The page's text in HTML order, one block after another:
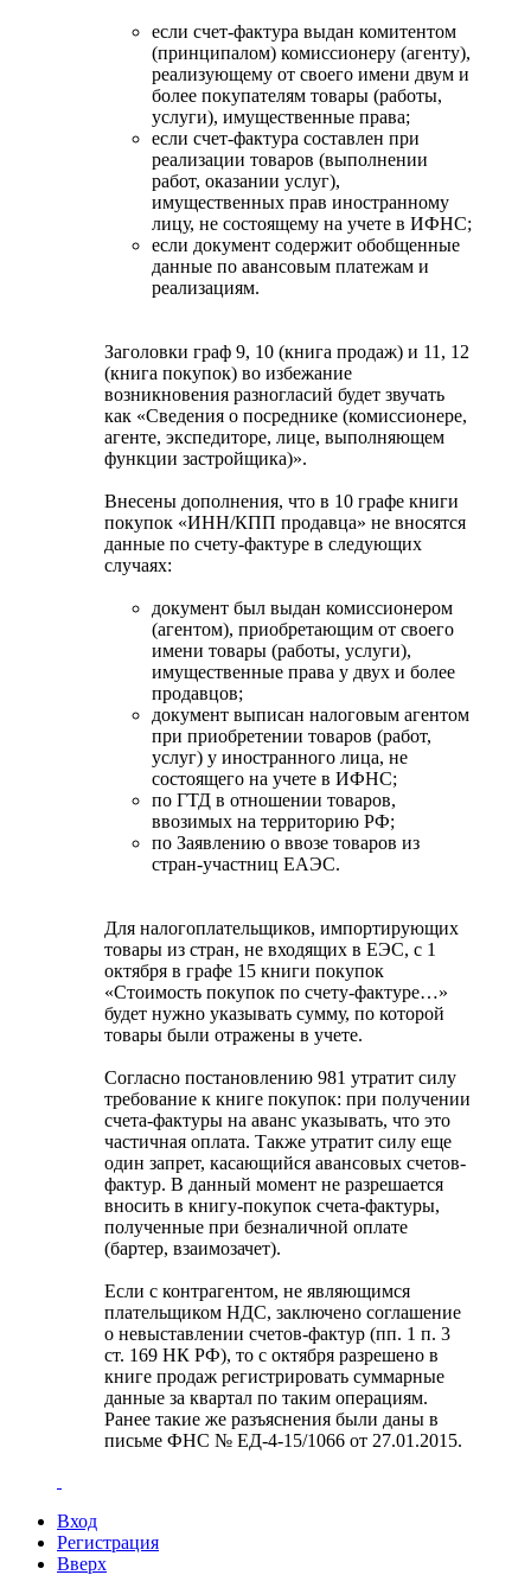
если счет-фактура выдан комитентом
(принципалом) комиссионеру (агенту),
реализующему от своего имени двум и
более покупателям товары (работы,
услуги), имущественные права;
если счет-фактура составлен при
реализации товаров (выполнении
работ, оказании услуг),
имущественных прав иностранному
лицу, не состоящему на учете в ИФНС;
если документ содержит обобщенные
данные по авансовым платежам и
реализациям.
Заголовки граф 9, 10 (книга продаж) и 11, 12
(книга покупок) во избежание
возникновения разногласий будет звучать
как «Сведения о посреднике (комиссионере,
агенте, экспедиторе, лице, выполняющем
функции застройщика)».
Внесены дополнения, что в 10 графе книги
покупок «ИНН/КПП продавца» не вносятся
данные по счету-фактуре в следующих
случаях:
документ был выдан комиссионером
(агентом), приобретающим от своего
имени товары (работы, услуги),
имущественные права у двух и более
продавцов;
документ выписан налоговым агентом
при приобретении товаров (работ,
услуг) у иностранного лица, не
состоящего на учете в ИФНС;
по ГТД в отношении товаров,
ввозимых на территорию РФ;
по Заявлению о ввозе товаров из
стран-участниц ЕАЭС.
Для налогоплательщиков, импортирующих
товары из стран, не входящих в ЕЭС, с 1
октября в графе 15 книги покупок
«Стоимость покупок по счету-фактуре…»
будет нужно указывать сумму, по которой
товары были отражены в учете.
Согласно постановлению 981 утратит силу
требование к книге покупок: при получении
счета-фактуры на аванс указывать, что это
частичная оплата. Также утратит силу еще
один запрет, касающийся авансовых счетов-
фактур. В данный момент не разрешается
вносить в книгу-покупок счета-фактуры,
полученные при безналичной оплате
(бартер, взаимозачет).
Если с контрагентом, не являющимся
плательщиком НДС, заключено соглашение
о невыставлении счетов-фактур (пп. 1 п. 3
ст. 169 НК РФ), то с октября разрешено в
книге продаж регистрировать суммарные
данные за квартал по таким операциям.
Ранее такие же разъяснения были даны в
письме ФНС № ЕД-4-15/1066 от 27.01.2015.
Вход
Регистрация
Вверх